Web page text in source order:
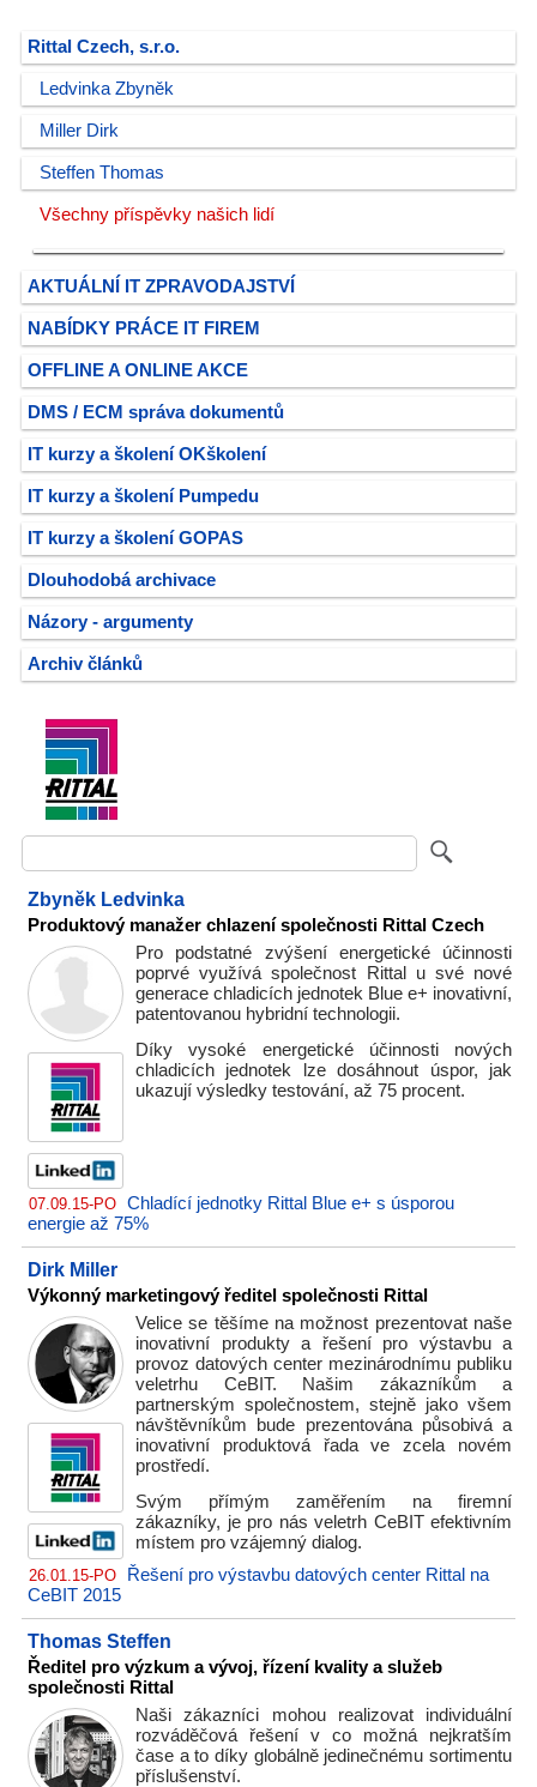
Rittal Czech, s.r.o.
Ledvinka Zbyněk
Miller Dirk
Steffen Thomas
Všechny příspěvky našich lidí
AKTUÁLNÍ IT ZPRAVODAJSTVÍ
NABÍDKY PRÁCE IT FIREM
OFFLINE A ONLINE AKCE
DMS / ECM správa dokumentů
IT kurzy a školení OKškolení
IT kurzy a školení Pumpedu
IT kurzy a školení GOPAS
Dlouhodobá archivace
Názory - argumenty
Archiv článků
Zbyněk Ledvinka
Produktový manažer chlazení společnosti Rittal Czech
Pro podstatné zvýšení energetické účinnosti
poprvé využívá společnost Rittal u své nové
generace chladicích jednotek Blue e+ inovativní,
patentovanou hybridní technologii.
Díky vysoké energetické účinnosti nových
chladicích jednotek lze dosáhnout úspor, jak
ukazují výsledky testování, až 75 procent.
07.09.15-PO Chladící jednotky Rittal Blue e+ s úsporou
energie až 75%
Dirk Miller
Výkonný marketingový ředitel společnosti Rittal
Velice se těšíme na možnost prezentovat naše
inovativní produkty a řešení pro výstavbu a
provoz datových center mezinárodnímu publiku
veletrhu CeBIT. Našim zákazníkům a
partnerským společnostem, stejně jako všem
návštěvníkům bude prezentována působivá a
inovativní produktová řada ve zcela novém
prostředí.
Svým přímým zaměřením na firemní
zákazníky, je pro nás veletrh CeBIT efektivním
místem pro vzájemný dialog.
26.01.15-PO
Řešení pro výstavbu datových center Rittal na
CeBIT 2015
Thomas Steffen
Ředitel pro výzkum a vývoj, řízení kvality a služeb
společnosti Rittal
Naši zákazníci mohou realizovat individuální
rozváděčová řešení v co možná nejkratším
čase a to díky globálně jedinečnému sortimentu
příslušenství.